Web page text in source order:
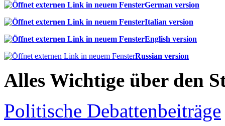
German version
Italian version
English version
Russian version
Alles Wichtige über den
Politische Debattenbeiträge